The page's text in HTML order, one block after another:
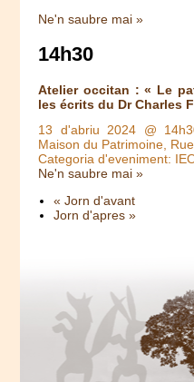
Ne'n saubre mai »
14h30
Atelier occitan : « Le
les écrits du Dr Charles
13 d'abriu 2024 @
Maison du Patrimoine,
Categoria d'eveniment:
Ne'n saubre mai »
« Jorn d'avant
Jorn d'apres »